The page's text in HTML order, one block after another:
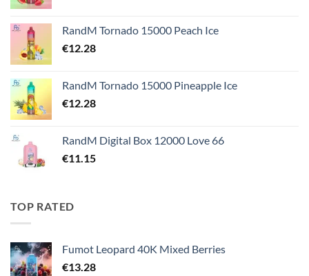
RandM Tornado 15000 Peach Ice
€12.28
RandM Tornado 15000 Pineapple Ice
€12.28
RandM Digital Box 12000 Love 66
€11.15
TOP RATED
Fumot Leopard 40K Mixed Berries
€13.28